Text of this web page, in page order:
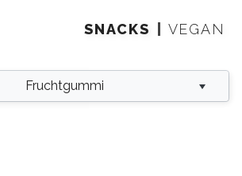
SNACKS VEGAN
Fruchtgummi